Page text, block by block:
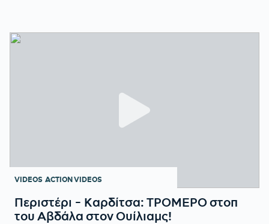
VIDEOS ACTION VIDEOS
Περιστέρι - Καρδίτσα: ΤΡΟΜΕΡΟ στοπ
του Αβδάλα στον Ουίλιαμς!